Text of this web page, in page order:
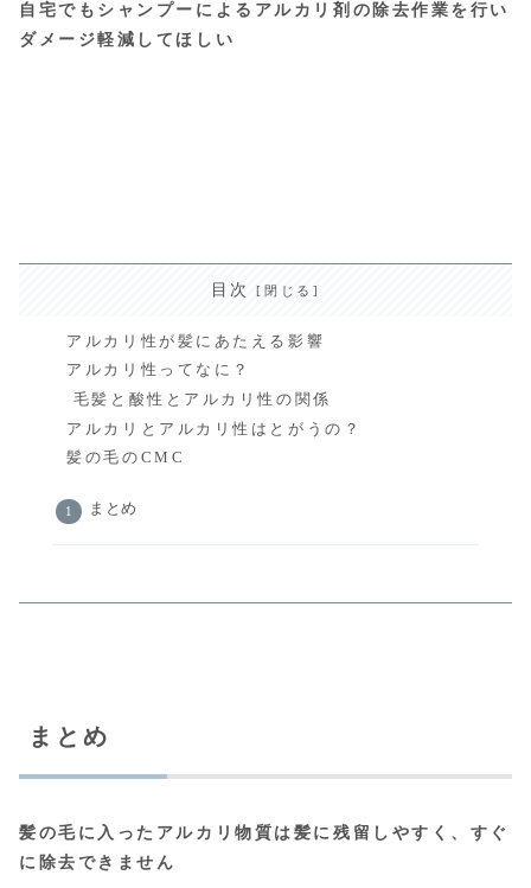
自宅でもシャンプーによるアルカリ剤の除去作業を行い
ダメージ軽減してほしい
目次
アルカリ性が髪にあたえる影響
アルカリ性ってなに？
毛髪と酸性とアルカリ性の関係
アルカリとアルカリ性はとがうの？
髪の毛のCMC
まとめ
まとめ
髪の毛に入ったアルカリ物質は髪に残留しやすく、すぐ
に除去できません